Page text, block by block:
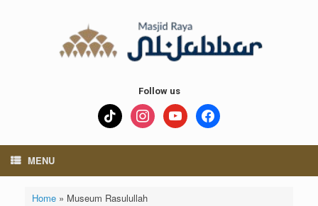
Follow us
tiktok instagramyoutube facebook
MENU
Home» Museum Rasulullah